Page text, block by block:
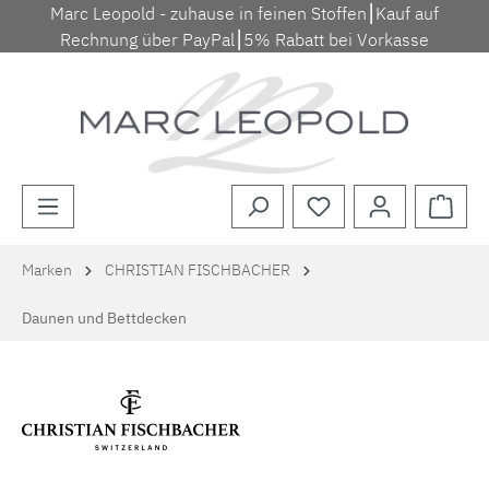
Zum Hauptinhalt springen
Marc Leopold - zuhause in feinen Stoffen⎮Kauf auf
Rechnung über PayPal⎮5% Rabatt bei Vorkasse
Marken CHRISTIAN FISCHBACHER
Daunen und Bettdecken